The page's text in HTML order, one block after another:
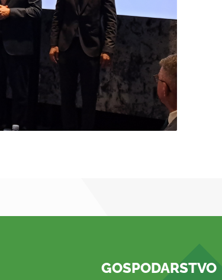
GOSPODARSTVO